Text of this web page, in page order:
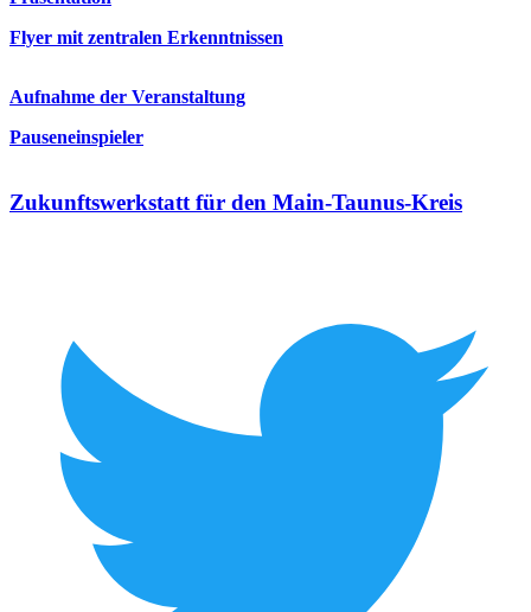
Flyer mit zentralen Erkenntnissen
Aufnahme der Veranstaltung
Pauseneinspieler
Zukunftswerkstatt für den Main-Taunus-Kreis